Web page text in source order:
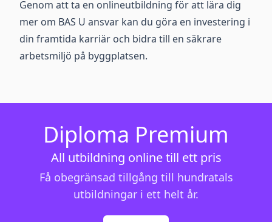
Genom att ta en onlineutbildning för att lära dig
mer om BAS U ansvar kan du göra en investering i
din framtida karriär och bidra till en säkrare
arbetsmiljö på byggplatsen.
Diploma Premium
All utbildning online till ett pris
Få obegränsad tillgång till hundratals
utbildningar i ett helt år.